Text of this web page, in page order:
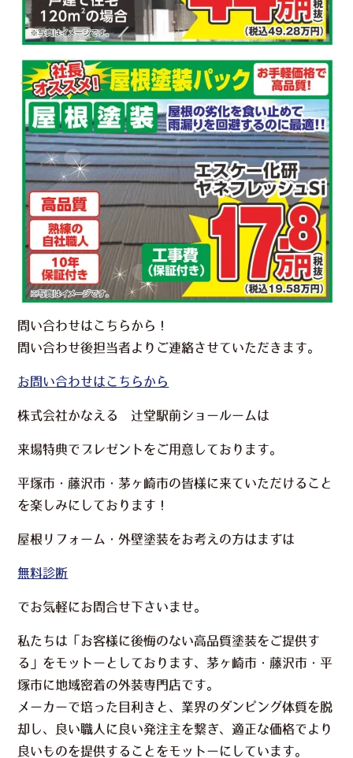
問い合わせはこちらから！
問い合わせ後担当者よりご連絡させていただきます。
お問い合わせはこちらから
株式会社かなえる 辻堂駅前ショールームは
来場特典でプレゼントをご用意しております。
平塚市・藤沢市・茅ヶ崎市の皆様に来ていただけること
を楽しみにしております！
屋根リフォーム・外壁塗装をお考えの方はまずは
無料診断
でお気軽にお問合せ下さいませ。
私たちは「お客様に後悔のない高品質塗装をご提供す
る」をモットーとしております、茅ヶ崎市・藤沢市・平
塚市に地域密着の外装専門店です。
メーカーで培った目利きと、業界のダンピング体質を脱
却し、良い職人に良い発注主を繋ぎ、適正な価格でより
良いものを提供することをモットーにしています。